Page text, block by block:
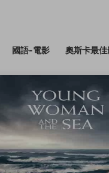
國語-電影 奧斯卡最